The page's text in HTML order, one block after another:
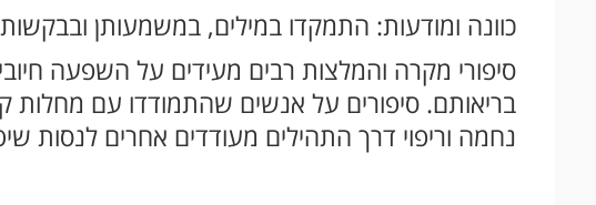
כוונה ומודעות: התמקדו במילים, במשמעותן ובבקשות
סיפורי מקרה והמלצות רבים מעידים על השפעה
בריאותם. סיפורים על אנשים שהתמודדו עם מחלות
נחמה וריפוי דרך התהילים מעודדים אחרים לנסות